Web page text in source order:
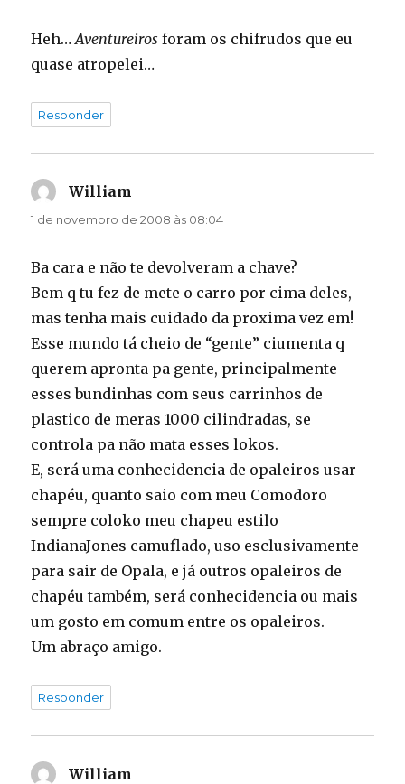
Heh…Aventureiros foram os chifrudos que eu
quase atropelei…
Responder
William
1 de novembro de 2008 às 08:04
Ba cara e não te devolveram a chave?
Bem q tu fez de mete o carro por cima deles,
mas tenha mais cuidado da proxima vez em!
Esse mundo tá cheio de “gente” ciumenta q
querem apronta pa gente, principalmente
esses bundinhas com seus carrinhos de
plastico de meras 1000 cilindradas, se
controla pa não mata esses lokos.
E, será uma conhecidencia de opaleiros usar
chapéu, quanto saio com meu Comodoro
sempre coloko meu chapeu estilo
IndianaJones camuflado, uso esclusivamente
para sair de Opala, e já outros opaleiros de
chapéu também, será conhecidencia ou mais
um gosto em comum entre os opaleiros.
Um abraço amigo.
Responder
William